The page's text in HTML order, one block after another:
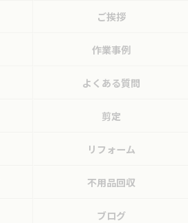
ご挨拶
作業事例
よくある質問
剪定
リフォーム
不用品回収
ブログ